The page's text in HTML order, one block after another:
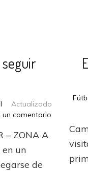
Actualizado
un comentarioen
Huracán
seguir
soplando
– ZONA A
un
de